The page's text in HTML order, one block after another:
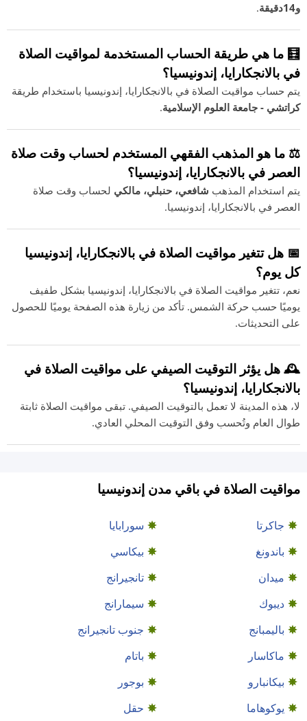
و14دقيقة
.
🧮 ما هي طريقة الحساب المستخدمة لمواقيت الصلاة
في بالانجكارايا، إندونيسيا؟
يتم حساب مواقيت الصلاة في بالانجكارايا، إندونيسيا باستخدام طريقة
كراتشي - جامعة العلوم الإسلامية.
⚖️ ما هو المذهب الفقهي المستخدم لحساب وقت صلاة
العصر في بالانجكارايا، إندونيسيا؟
يتم استخدام المذهب شافعي، حنبلي، مالكي لحساب وقت صلاة
العصر في بالانجكارايا، إندونيسيا.
📅 هل تتغير مواقيت الصلاة في بالانجكارايا، إندونيسيا
كل يوم؟
نعم، تتغير مواقيت الصلاة في بالانجكارايا، إندونيسيا بشكل طفيف
يوميًا حسب حركة الشمس. تأكد من زيارة هذه الصفحة يوميًا للحصول
على التحديثات.
🕰️ هل يؤثر التوقيت الصيفي على مواقيت الصلاة في
بالانجكارايا، إندونيسيا؟
لا، هذه المدينة لا تعمل بالتوقيت الصيفي. تبقى مواقيت الصلاة ثابتة
طوال العام وتُحسب وفق التوقيت المحلي العادي.
مواقيت الصلاة في باقي مدن إندونيسيا
جاكرتا
سورابايا
باندونغ
بيكاسي
ميدان
تانجيرانج
ديبوك
سيمارانج
باليمبانج
جنوب تانجيرانج
ماكاسار
باتام
بيكانبارو
بوجور
يوكوهاما
حقل